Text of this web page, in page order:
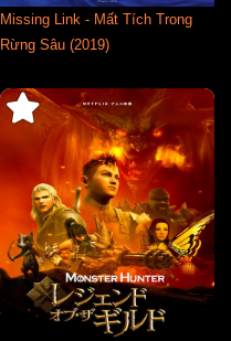
Missing Link - Mất Tích Trong
Rừng Sâu (2019)